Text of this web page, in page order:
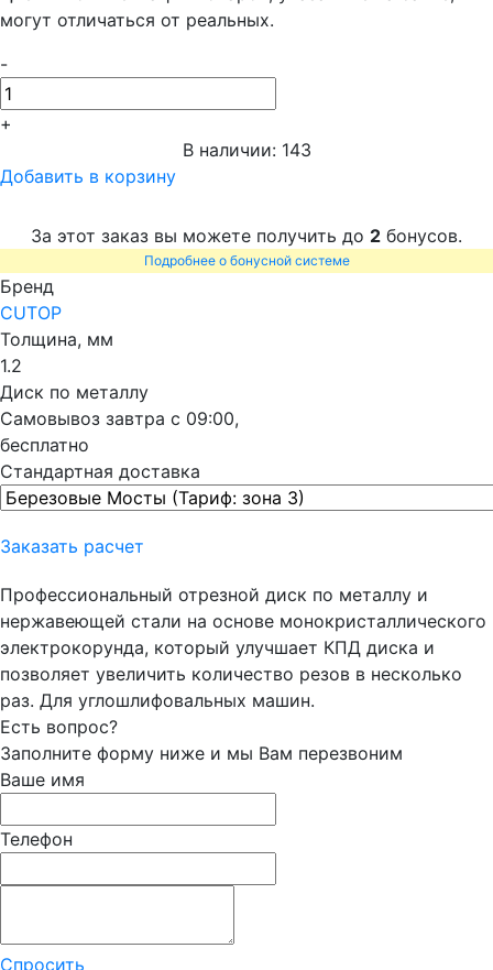
могут отличаться от реальных.
-
+
В наличии: 143
Добавить в корзину
За этот заказ вы можете получить до 2 бонусов.
Подробнее о бонусной системе
Бренд
CUTOP
Толщина, мм
1.2
Диск по металлу
Самовывоз завтра c 09:00,
бесплатно
Стандартная доставка
Заказать расчет
Профессиональный отрезной диск по металлу и
нержавеющей стали на основе монокристаллического
электрокорунда, который улучшает КПД диска и
позволяет увеличить количество резов в несколько
раз. Для углошлифовальных машин.
Есть вопрос?
Заполните форму ниже и мы Вам перезвоним
Ваше имя
Телефон
Спросить